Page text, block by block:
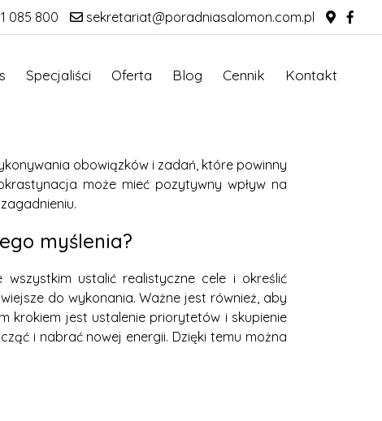
085 800 sekretariat@poradniasalomon.com.pl
Specjaliści Oferta Blog Cennik Kontakt
obowiązków i zadań, które powinny
może mieć pozytywny wpływ na
myślenia?
ustalić realistyczne cele i określić
do wykonania. Ważne jest również, aby
krokiem jest ustalenie priorytetów i skupienie
i nabrać nowej energii. Dzięki temu można